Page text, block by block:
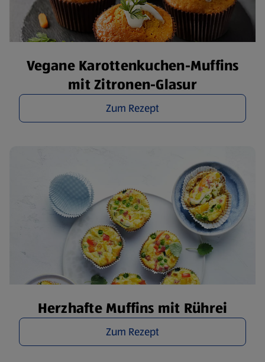
Vegane Karottenkuchen-Muffins
mit Zitronen-Glasur
Zum Rezept
Herzhafte Muffins mit Rührei
Zum Rezept